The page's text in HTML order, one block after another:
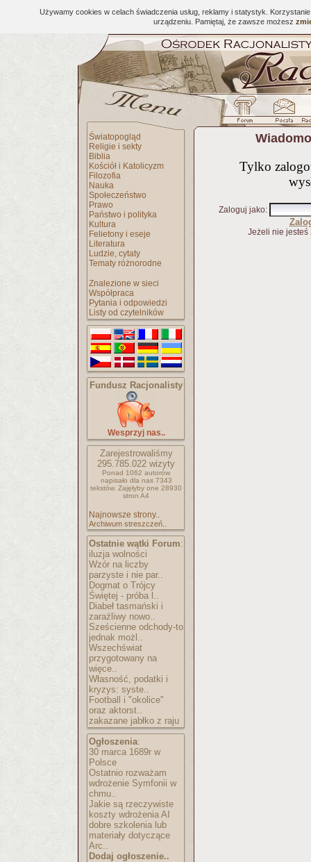
Używamy cookies w celach świadczenia usług, reklamy i statystyk.
urządzeniu. Pamiętaj, że zawsze możesz
Światopogląd
Religie i sekty
Biblia
Kościół i Katolicyzm
Filozofia
Nauka
Społeczeństwo
Prawo
Państwo i polityka
Kultura
Felietony i eseje
Literatura
Ludzie, cytaty
Tematy różnorodne
Znalezione w sieci
Współpraca
Pytania i odpowiedzi
Listy od czytelników
Fundusz Racjonalisty
Wesprzyj nas..
Zarejestrowaliśmy
295.785.022 wizyty
Ponad 1062 autorów
napisało dla nas 7343
tekstów. Zajęłyby one 28930
stron A4
Najnowsze strony..
Archiwum streszczeń..
Ostatnie wątki Forum:
iluzja wolności
Wzór na liczby
parzyste i nie par..
Dogmat o Trójcy
Świętej - próba l..
Diabeł tasmański i
zaraźliwy nowo..
Sześcienne odchody-to
jednak możl..
Wszechświat
przygotowany na
więce..
Własność, podatki i
kryzys: syste..
Football i "okolice"
oraz aktorst..
zakazane jabłko z raju
Ogłoszenia:
30 marca 1689r w
Polsce
Ostatnio rozważam
wdrożenie Symfonii w
chmu..
Jakie są rzeczywiste
koszty wdrożenia AI
dobre szkolenia lub
materiały dotyczące
Arc..
Dodaj ogłoszenie..
Tylko
Zaloguj jako:
Jeżeli nie